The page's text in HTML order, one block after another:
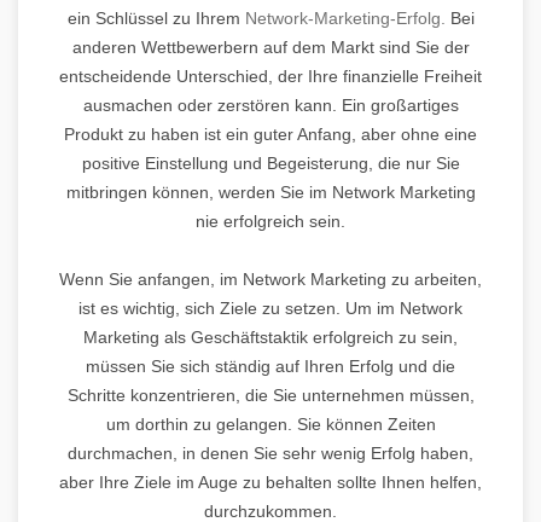
ein Schlüssel zu Ihrem Network-Marketing-Erfolg.
Bei
anderen Wettbewerbern auf dem Markt sind Sie der
entscheidende Unterschied, der Ihre finanzielle Freiheit
ausmachen oder zerstören kann. Ein großartiges
Produkt zu haben ist ein guter Anfang, aber ohne eine
positive Einstellung und Begeisterung, die nur Sie
mitbringen können, werden Sie im Network Marketing
nie erfolgreich sein.
Wenn Sie anfangen, im Network Marketing zu arbeiten,
ist es wichtig, sich Ziele zu setzen. Um im Network
Marketing als Geschäftstaktik erfolgreich zu sein,
müssen Sie sich ständig auf Ihren Erfolg und die
Schritte konzentrieren, die Sie unternehmen müssen,
um dorthin zu gelangen. Sie können Zeiten
durchmachen, in denen Sie sehr wenig Erfolg haben,
aber Ihre Ziele im Auge zu behalten sollte Ihnen helfen,
durchzukommen.